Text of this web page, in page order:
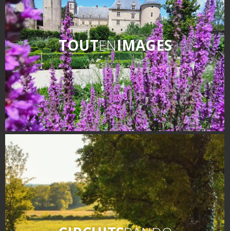
TOUTENIMAGES